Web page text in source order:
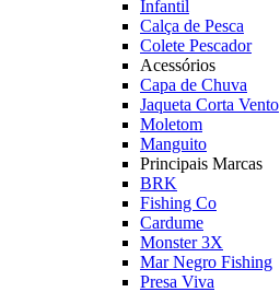
Infantil
Calça de Pesca
Colete Pescador
Acessórios
Capa de Chuva
Jaqueta Corta Vento
Moletom
Manguito
Principais Marcas
BRK
Fishing Co
Cardume
Monster 3X
Mar Negro Fishing
Presa Viva